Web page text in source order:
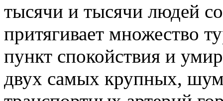
тысячи и тысячи людей
притягивает множество
пункт спокойствия и
двух самых крупных,